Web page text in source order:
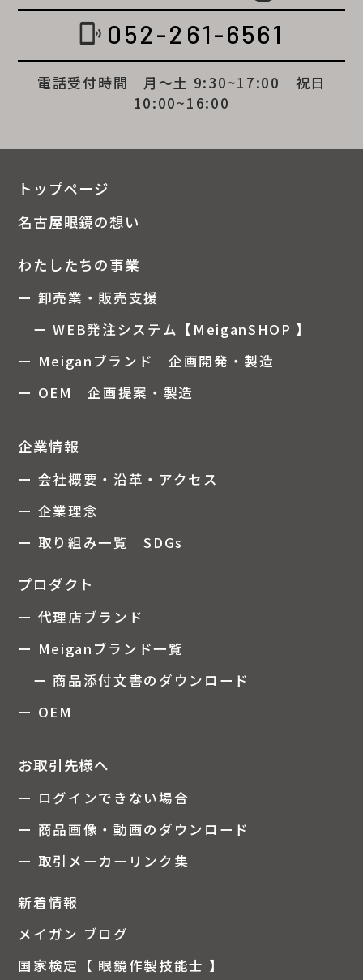
phonelink_ring 052-261-6561
電話受付時間 月～土 9:30~17:00 祝日
10:00~16:00
トップページ
名古屋眼鏡の想い
わたしたちの事業
ー 卸売業・販売支援
ー WEB発注システム【MeiganSHOP 】
ー Meiganブランド 企画開発・製造
ー OEM 企画提案・製造
企業情報
ー 会社概要・沿革・アクセス
ー 企業理念
ー 取り組み一覧 SDGs
プロダクト
ー 代理店ブランド
ー Meiganブランド一覧
ー 商品添付文書のダウンロード
ー OEM
お取引先様へ
ー ログインできない場合
ー 商品画像・動画のダウンロード
ー 取引メーカーリンク集
新着情報
メイガン ブログ
国家検定【 眼鏡作製技能士 】